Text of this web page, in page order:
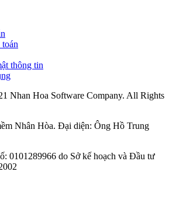
thông tin
Nhan Hoa Software Company. All Rights
Nhân Hòa. Đại diện: Ông Hồ Trung
0101289966 do Sở kế hoạch và Đầu tư